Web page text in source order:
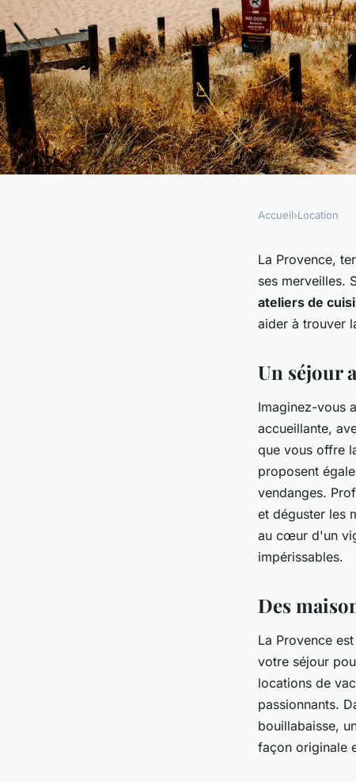
Où peut-on
vacances en
de cuisine et des
Accueil›Location
La Provence,
ses merveilles.
ateliers de
aider à trouver
Un séjour
Imaginez-vous
accueillante,
que vous offre
proposent
vendanges.
et déguster les
au cœur d'un
impérissables.
Des
La Provence
votre séjour
locations de
passionnants.
bouillabaisse,
façon originale